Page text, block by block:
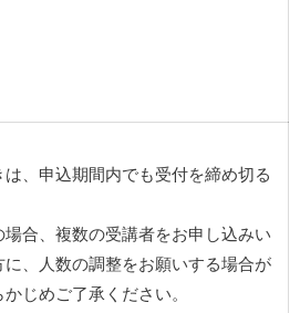
、申込期間内でも受付を締め切る
場合、複数の受講者をお申し込みい
に、人数の調整をお願いする場合が
じめご了承ください。